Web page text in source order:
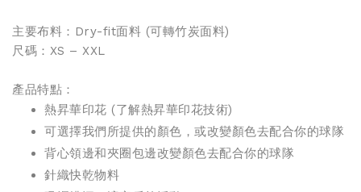
主要布料：Dry-fit面料 (可轉竹炭面料)
尺碼：XS – XXL
產品特點：
熱昇華印花 (了解熱昇華印花技術)
可選擇我們所提供的顏色，或改變顏色去配合你的球隊
背心領邊和夾圈包邊改變顏色去配合你的球隊
針織快乾物料